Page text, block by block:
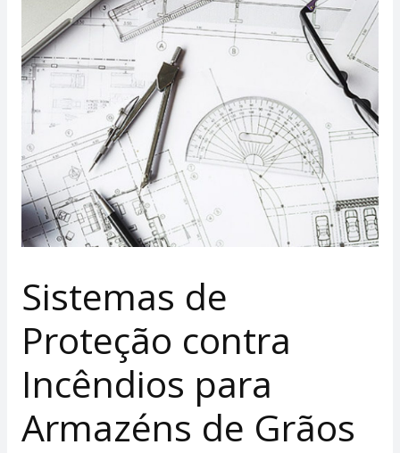
Sistemas de
Proteção contra
Incêndios para
Armazéns de Grãos